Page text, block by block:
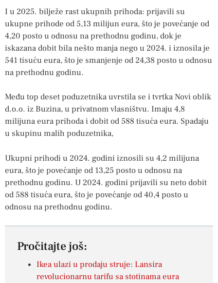
I u 2025. bilježe rast ukupnih prihoda: prijavili su
ukupne prihode od 5,13 milijun eura, što je povećanje od
4,20 posto u odnosu na prethodnu godinu, dok je
iskazana dobit bila nešto manja nego u 2024. i iznosila je
541 tisuću eura, što je smanjenje od 24,38 posto u odnosu
na prethodnu godinu.
Među top deset poduzetnika uvrstila se i tvrtka Novi oblik
d.o.o. iz Buzina, u privatnom vlasništvu. Imaju 4,8
milijuna eura prihoda i dobit od 588 tisuća eura. Spadaju
u skupinu malih poduzetnika,
Ukupni prihodi u 2024. godini iznosili su 4,2 milijuna
eura, što je povećanje od 13,25 posto u odnosu na
prethodnu godinu. U 2024. godini prijavili su neto dobit
od 588 tisuća eura, što je povećanje od 40,4 posto u
odnosu na prethodnu godinu.
Pročitajte još:
Ikea ulazi u prodaju struje: Lansira
revolucionarnu tarifu sa stotinama eura